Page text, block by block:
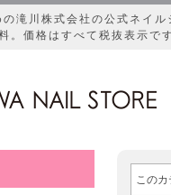
滝川株式会社の公式ネイル
。価格はすべて税抜表示で